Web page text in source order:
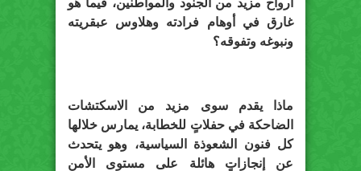
غارق في أوهام فرادته وهلاوس عبقريته
ونبوغه وتفوقه؟
ماذا يقدم سوى مزيد من الاسكتشات
الضاحكة في حفلاتٍ للخطابة، يمارس خلالها
كل فنون الشعوذة السياسية، وهو يتحدث
عن إنجازاتٍ هائلة على مستوى الأمن